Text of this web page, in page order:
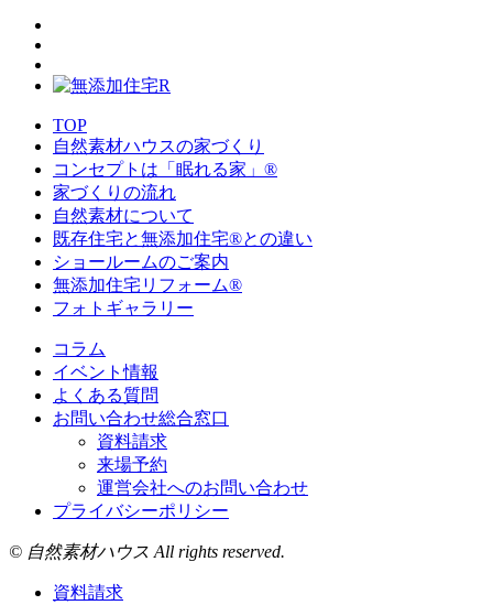
TOP
自然素材ハウスの家づくり
コンセプトは「眠れる家」®
家づくりの流れ
自然素材について
既存住宅と無添加住宅®との違い
ショールームのご案内
無添加住宅リフォーム®
フォトギャラリー
コラム
イベント情報
よくある質問
お問い合わせ総合窓口
資料請求
来場予約
運営会社へのお問い合わせ
プライバシーポリシー
© 自然素材ハウス All rights reserved.
資料請求